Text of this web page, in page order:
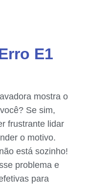
E1
mostra o
Se sim,
frustrante lidar
o motivo.
está sozinho!
problema e
para